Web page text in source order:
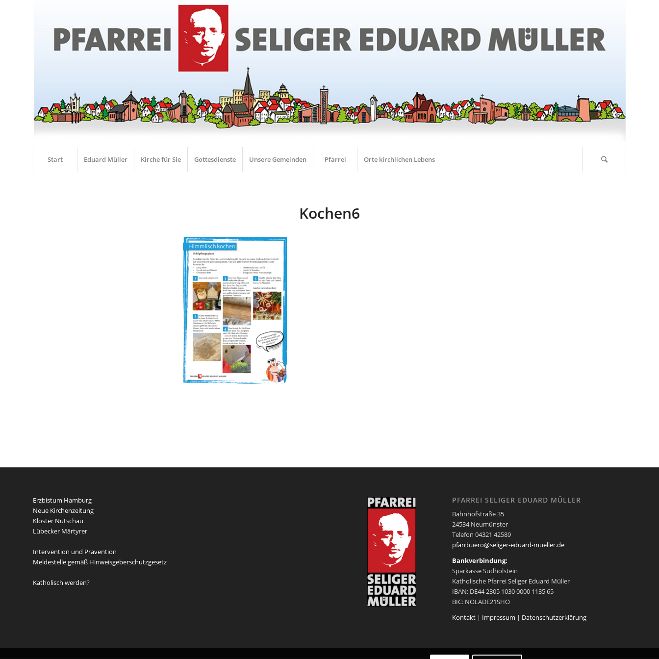
Start Eduard Müller Kirche für Sie Gottesdienste Unsere Gemeinden Pfarrei Orte kirchlichen Lebens
Kochen6
Erzbistum Hamburg
Neue Kirchenzeitung
Kloster Nütschau
Lübecker Märtyrer
Intervention und Prävention
Meldestelle gemäß Hinweisgeberschutzgesetz
Katholisch werden?
PFARREI SELIGER EDUARD MÜLLER
Bahnhofstraße 35
24534 Neumünster
Telefon 04321 42589
pfarrbuero@seliger-eduard-mueller.de
Bankverbindung:
Sparkasse Südholstein
Katholische Pfarrei Seliger Eduard Müller
IBAN: DE44 2305 1030 0000 1135 65
BIC: NOLADE21SHO
Kontakt | Impressum | Datenschutzerklärung